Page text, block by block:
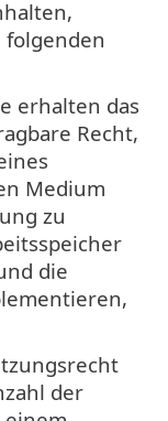
erhalten das
Recht,
Medium
zu
die
der